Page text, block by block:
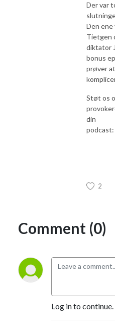
Der var
Den ene
Tietgen
diktator
bonus
prøver
Støt os
din
podcast:
2
Comment (0)
Log in to continue.